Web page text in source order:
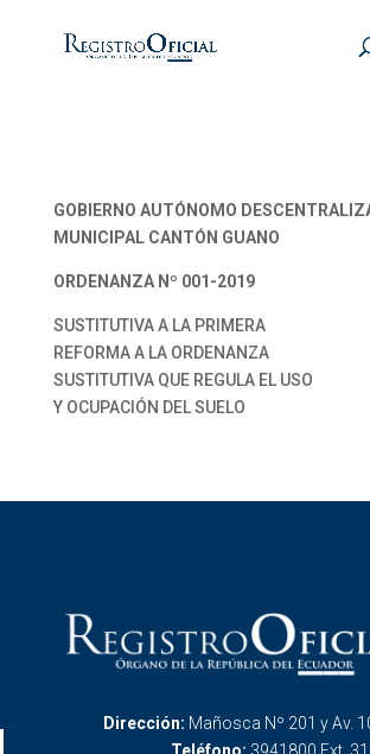
GOBIERNO AUTÓNOMO
MUNICIPAL CANTÓN GUANO
ORDENANZA Nº 001-2019
SUSTITUTIVA A LA PRIMERA
REFORMA A LA ORDENANZA
SUSTITUTIVA QUE REGULA EL USO
Y OCUPACIÓN DEL SUELO
Dirección: Mañosca Nº 201 y Av.